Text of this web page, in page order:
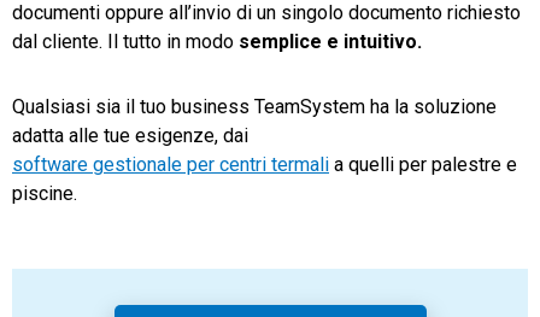
documenti oppure all’invio di un singolo documento richiesto
dal cliente. Il tutto in modo semplice e intuitivo.
Qualsiasi sia il tuo business TeamSystem ha la soluzione
adatta alle tue esigenze, dai
software gestionale per centri termali a quelli per palestre e
piscine.